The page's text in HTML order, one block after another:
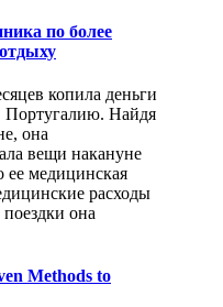
по более
копила деньги
Португалию. Найдя
она
вещи накануне
ее медицинская
расходы
она
Methods to